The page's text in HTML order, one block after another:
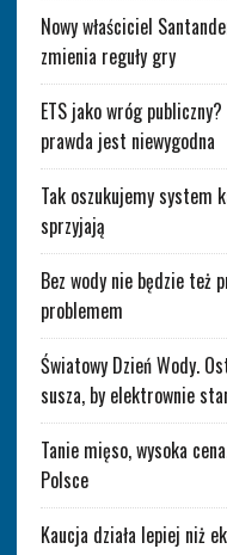
Nowy właściciel
zmienia reguły gry
ETS jako wróg
prawda jest niewygodna
Tak oszukujemy system
sprzyjają
Bez wody nie będzie też
problemem
Światowy Dzień Wody.
susza, by elektrownie
Tanie mięso, wysoka
Polsce
Kaucja działa lepiej niż